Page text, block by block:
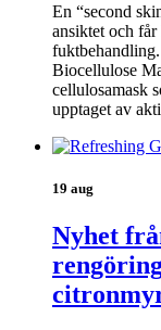
En “second
ansiktet och får
Biocellulose
cellulosamask
upptaget av
19 aug
Nyhet